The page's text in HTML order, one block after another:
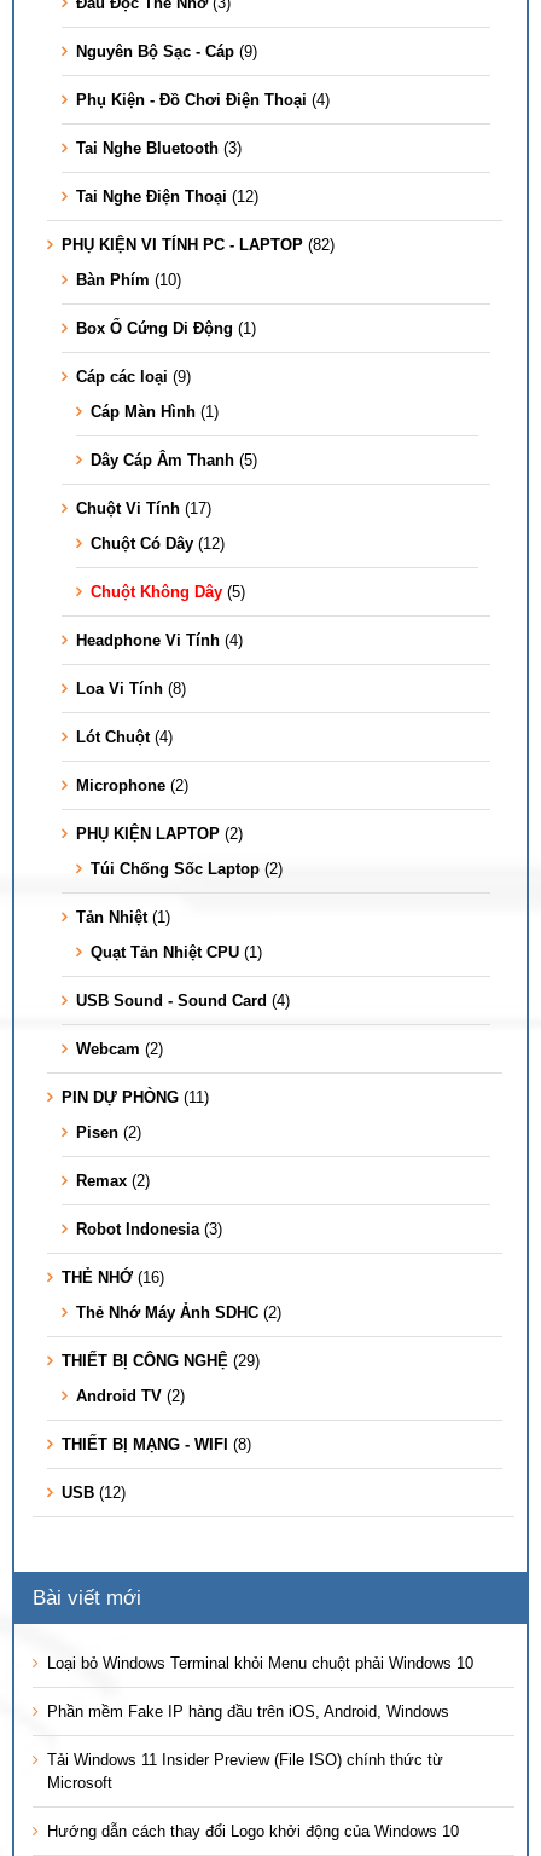
Nguyên Bộ Sạc - Cáp (9)
Phụ Kiện - Đồ Chơi Điện Thoại (4)
Tai Nghe Bluetooth (3)
Tai Nghe Điện Thoại (12)
PHỤ KIỆN VI TÍNH PC - LAPTOP (82)
Bàn Phím (10)
Box Ổ Cứng Di Động (1)
Cáp các loại (9)
Cáp Màn Hình (1)
Dây Cáp Âm Thanh (5)
Chuột Vi Tính (17)
Chuột Có Dây (12)
Chuột Không Dây (5)
Headphone Vi Tính (4)
Loa Vi Tính (8)
Lót Chuột (4)
Microphone (2)
PHỤ KIỆN LAPTOP (2)
Túi Chống Sốc Laptop (2)
Tản Nhiệt (1)
Quạt Tản Nhiệt CPU (1)
USB Sound - Sound Card (4)
Webcam (2)
PIN DỰ PHÒNG (11)
Pisen (2)
Remax (2)
Robot Indonesia (3)
THẺ NHỚ (16)
Thẻ Nhớ Máy Ảnh SDHC (2)
THIẾT BỊ CÔNG NGHỆ (29)
Android TV (2)
THIẾT BỊ MẠNG - WIFI (8)
USB (12)
Bài viết mới
Loại bỏ Windows Terminal khỏi Menu chuột phải Windows 10
Phần mềm Fake IP hàng đầu trên iOS, Android, Windows
Tải Windows 11 Insider Preview (File ISO) chính thức từ
Microsoft
Hướng dẫn cách thay đổi Logo khởi động của Windows 10